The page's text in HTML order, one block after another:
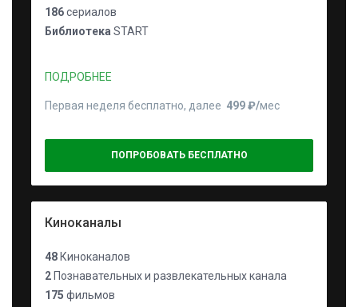
186сериалов
Библиотека START
ПОДРОБНЕЕ
Первая неделя бесплатно, далее 499 ₽⁠/⁠мес
ПОПРОБОВАТЬ БЕСПЛАТНО
Киноканалы
48 Киноканалов
2 Познавательных и развлекательных канала
175 фильмов